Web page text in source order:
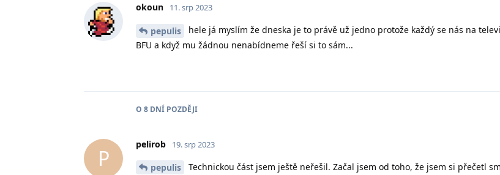
okoun 11. srp 2023
pepulis
hele já myslím že dneska je to právě už jedno protože každý se nás na
BFU a když mu žádnou nenabídneme řeší si to sám...
O 8 DNÍ POZDĚJI
P
pelirob 19. srp 2023
pepulis
Technickou část jsem ještě neřešil. Začal jsem od toho, že jsem si přečetl